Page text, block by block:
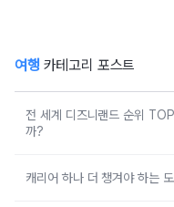
여행 카테고리 포스트
전 세계 디즈니랜드 순위
까?
캐리어 하나 더 챙겨야 하는